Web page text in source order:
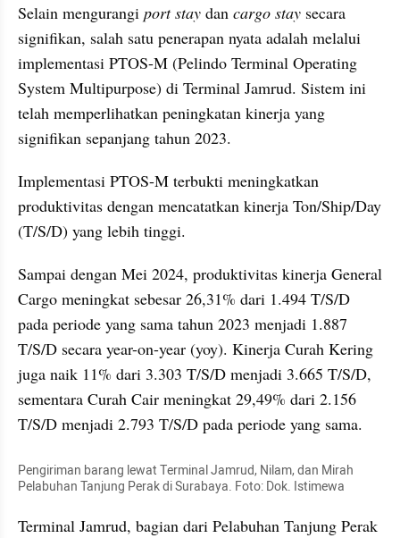
Selain mengurangi port stay dan cargo stay secara
signifikan, salah satu penerapan nyata adalah melalui
implementasi PTOS-M (Pelindo Terminal Operating
System Multipurpose) di Terminal Jamrud. Sistem ini
telah memperlihatkan peningkatan kinerja yang
signifikan sepanjang tahun 2023.
Implementasi PTOS-M terbukti meningkatkan
produktivitas dengan mencatatkan kinerja Ton/Ship/Day
(T/S/D) yang lebih tinggi.
Sampai dengan Mei 2024, produktivitas kinerja General
Cargo meningkat sebesar 26,31% dari 1.494 T/S/D
pada periode yang sama tahun 2023 menjadi 1.887
T/S/D secara year-on-year (yoy). Kinerja Curah Kering
juga naik 11% dari 3.303 T/S/D menjadi 3.665 T/S/D,
sementara Curah Cair meningkat 29,49% dari 2.156
T/S/D menjadi 2.793 T/S/D pada periode yang sama.
Pengiriman barang lewat Terminal Jamrud, Nilam, dan Mirah
Pelabuhan Tanjung Perak di Surabaya. Foto: Dok. Istimewa
Terminal Jamrud, bagian dari Pelabuhan Tanjung Perak